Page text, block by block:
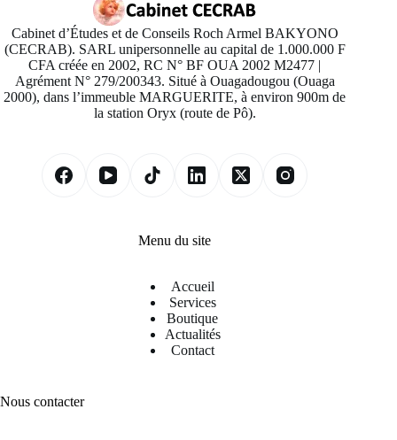
Cabinet d’Études et de Conseils Roch Armel BAKYONO
(CECRAB). SARL unipersonnelle au capital de 1.000.000 F
CFA créée en 2002, RC N° BF OUA 2002 M2477 |
Agrément N° 279/200343. Situé à Ouagadougou (Ouaga
2000), dans l’immeuble MARGUERITE, à environ 900m de
la station Oryx (route de Pô).
Menu du site
Accueil
Services
Boutique
Actualités
Contact
Nous contacter